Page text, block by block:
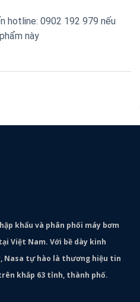
hotline: 0902 192 979 nếu
này
khẩu và phân phối máy bơm
Việt Nam. Với bề dày kinh
Nasa tự hào là thương hiệu tin
khắp 63 tỉnh, thành phố.